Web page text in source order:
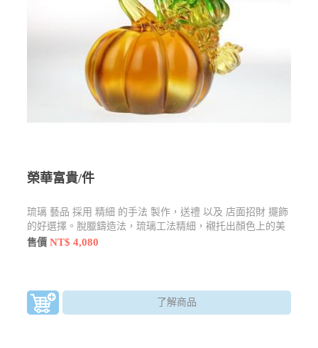
榮華富貴/件
琉璃 藝品 採用 精細 的手法 製作，送禮 以及 店面招財 擺飾
的好選擇。脫臘鑄造法，琉璃工法精細，襯托出顏色上的美
感
售價NT$ 4,080
了解商品